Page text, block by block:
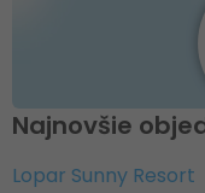
Najnovšie
Lopar Sunny Resort